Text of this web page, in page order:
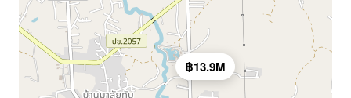
฿13.9M